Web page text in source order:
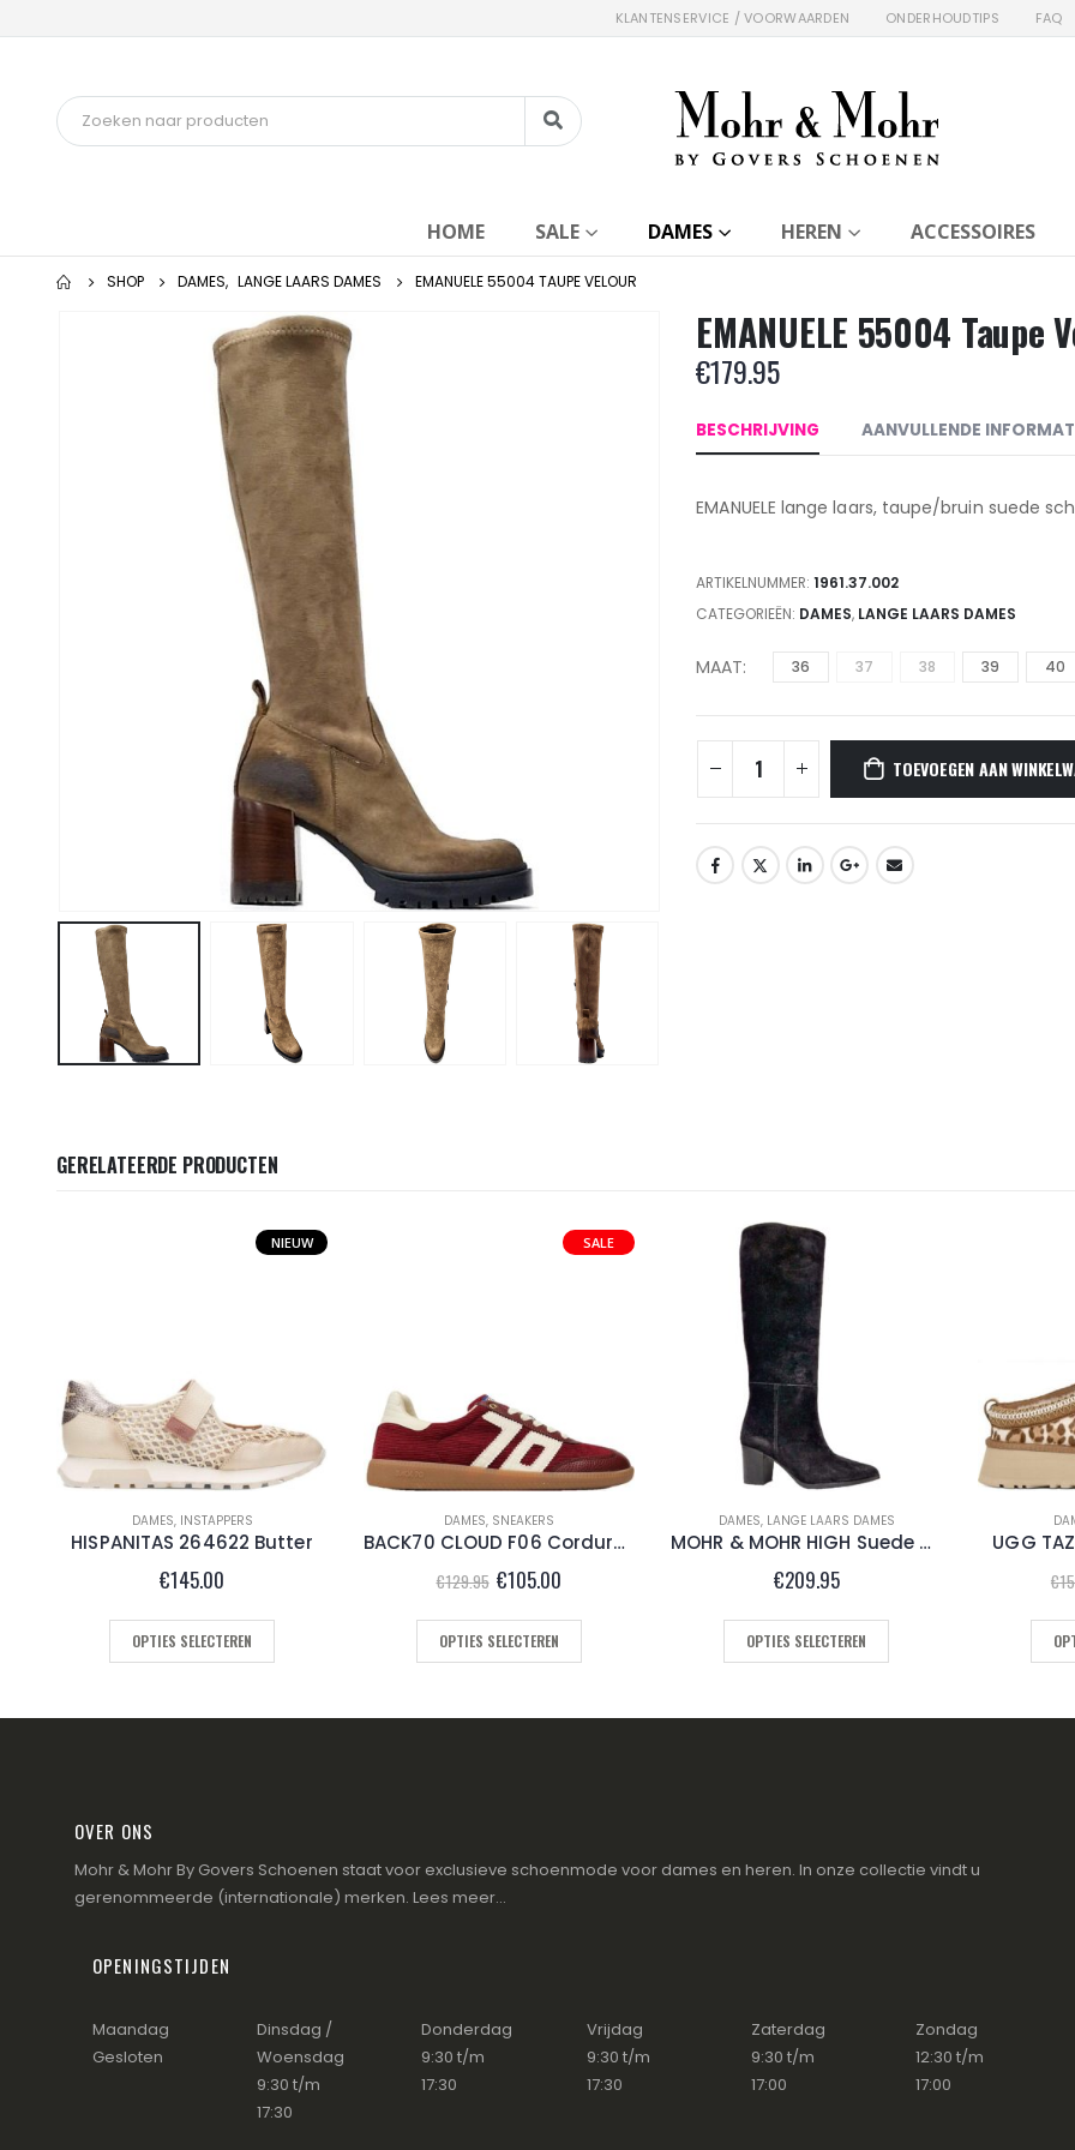
KLANTENSERVICE / VOORWAARDEN ONDERHOUDTIPS FAQ
HOME SALE DAMES HEREN ACCESSOIRES
SHOP DAMES, LANGE LAARS DAMES EMANUELE 55004 TAUPE VELOUR
EMANUELE 55004 Taupe
€179.95
BESCHRIJVING AANVULLENDE
EMANUELE lange laars, taupe/bruin suede
ARTIKELNUMMER:1961.37.002
CATEGORIEËN: DAMES, LANGE LAARS DAMES
MAAT 36 37 38 39 40
TOEVOEGEN AAN
GERELATEERDE PRODUCTEN
NIEUW
DAMES, INSTAPPERS
HISPANITAS 264622 Butter
€145.00
OPTIES SELECTEREN
SALE
DAMES, SNEAKERS
BACK70 CLOUD F06 Corduroy Wine
€129.95 Oorspronkelijke
prijs
was:
€129.95.
€105.00
is:
OPTIES SELECTEREN
DAMES, LANGE LAARS DAMES
MOHR & MOHR HIGH Suede Black
€209.95
OPTIES SELECTEREN
UGG
€
OVER ONS
Mohr & Mohr By Govers Schoenen staat voor exclusieve schoenmode voor dames en heren. In onze collectie vindt u
gerenommeerde (internationale) merken. Lees meer...
OPENINGSTIJDEN
Maandag
Gesloten
Dinsdag /
Woensdag
9:30 t/m
17:30
Donderdag
9:30 t/m
17:30
Vrijdag
9:30 t/m
17:30
Zaterdag
9:30 t/m
17:00
Zondag
12:30 t/m
17:00